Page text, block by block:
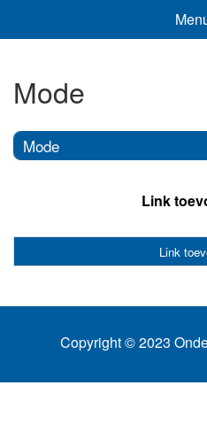
Mode
Mode
Link
Link
Copyright © 2023